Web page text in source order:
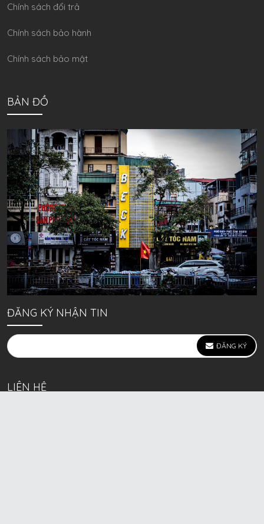
Chính sách đổi trả
Chính sách bảo hành
Chính sách bảo mật
BẢN ĐỒ
ĐĂNG KÝ NHẬN TIN
ĐĂNG KÝ
LIÊN HỆ